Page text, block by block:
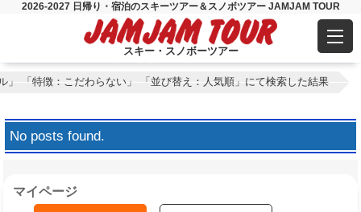
2026-2027 日帰り・宿泊のスキーツアー＆スノボツアー JAMJAM TOUR
スキー・スノボーツアー
「特徴：こだわらない」 「並び替え：人気順」にて検索した結果
No posts found.
マイページ